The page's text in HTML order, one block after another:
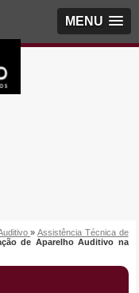
MENU
»Assistência Técnica de
de Aparelho Auditivo na